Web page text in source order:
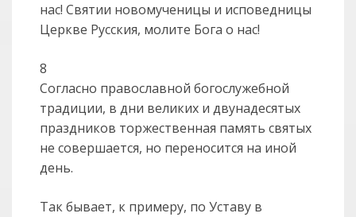
нас! Святии новомученицы и исповедницы
Церкве Русския, молите Бога о нас!
8
Согласно православной богослужебной
традиции, в дни великих и двунадесятых
праздников торжественная память святых
не совершается, но переносится на иной
день.
Так бывает, к примеру, по Уставу в